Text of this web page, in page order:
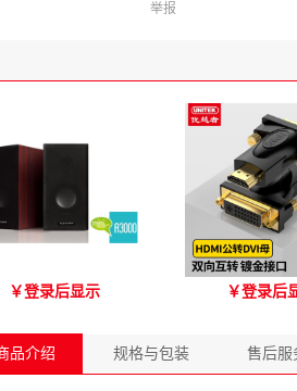
举报
琴海 A3000 木质音箱
￥登录后显示
优越者HDMI转
￥登录后
品介绍 规格与包装 售后服